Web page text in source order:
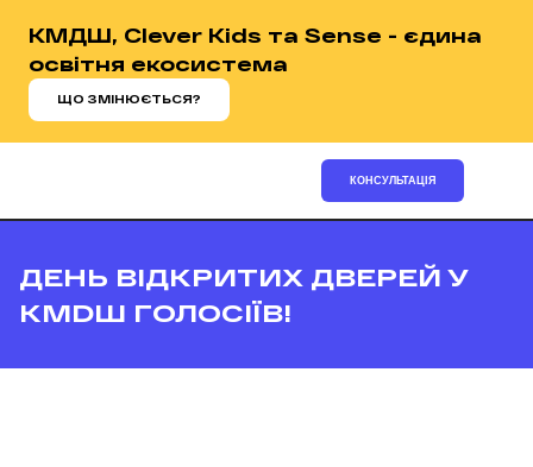
КМДШ, Clever Kids та Sense - єдина
освітня екосистема
ЩО ЗМІНЮЄТЬСЯ?
КОНСУЛЬТАЦІЯ
ДЕНЬ ВІДКРИТИХ ДВЕРЕЙ У
KMDШ ГОЛОСІЇВ!